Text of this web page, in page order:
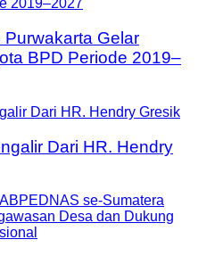
Gelar
BPD Periode 2019–
Dari HR. Hendry